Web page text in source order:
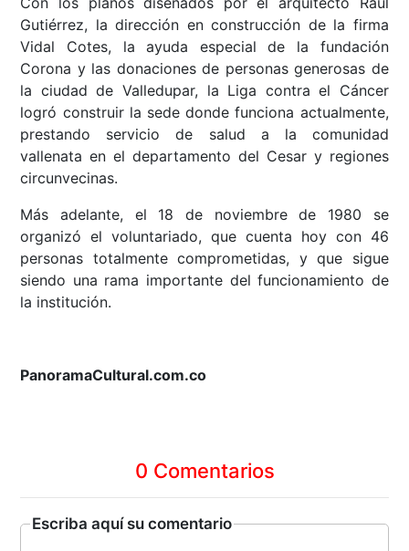
Gutiérrez, la dirección en construcción de la firma
Vidal Cotes, la ayuda especial de la fundación
Corona y las donaciones de personas generosas de
la ciudad de Valledupar, la Liga contra el Cáncer
logró construir la sede donde funciona actualmente,
prestando servicio de salud a la comunidad
vallenata en el departamento del Cesar y regiones
circunvecinas.
Más adelante, el 18 de noviembre de 1980 se
organizó el voluntariado, que cuenta hoy con 46
personas totalmente comprometidas, y que sigue
siendo una rama importante del funcionamiento de
la institución.
PanoramaCultural.com.co
0 Comentarios
Escriba aquí su comentario